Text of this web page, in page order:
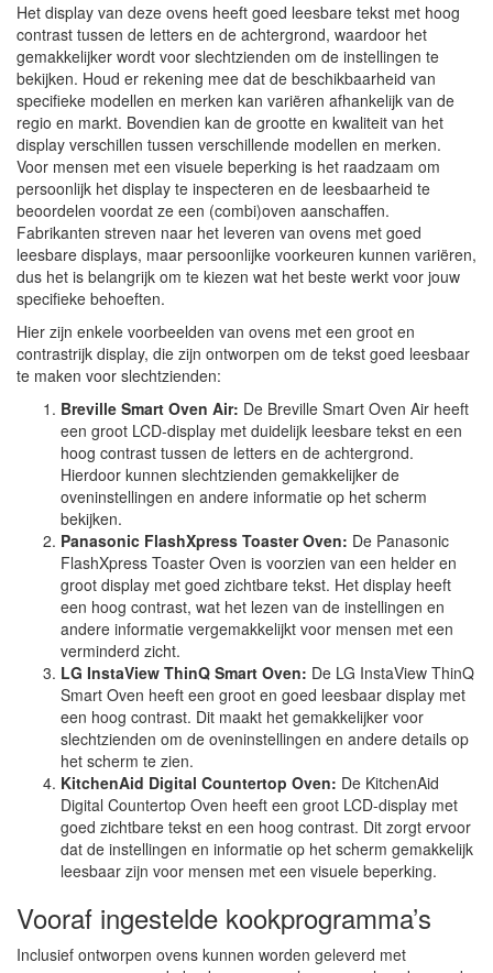
Het display van deze ovens heeft goed leesbare tekst met hoog
contrast tussen de letters en de achtergrond, waardoor het
gemakkelijker wordt voor slechtzienden om de instellingen te
bekijken. Houd er rekening mee dat de beschikbaarheid van
specifieke modellen en merken kan variëren afhankelijk van de
regio en markt. Bovendien kan de grootte en kwaliteit van het
display verschillen tussen verschillende modellen en merken.
Voor mensen met een visuele beperking is het raadzaam om
persoonlijk het display te inspecteren en de leesbaarheid te
beoordelen voordat ze een (combi)oven aanschaffen.
Fabrikanten streven naar het leveren van ovens met goed
leesbare displays, maar persoonlijke voorkeuren kunnen variëren,
dus het is belangrijk om te kiezen wat het beste werkt voor jouw
specifieke behoeften.
Hier zijn enkele voorbeelden van ovens met een groot en
contrastrijk display, die zijn ontworpen om de tekst goed leesbaar
te maken voor slechtzienden:
Breville Smart Oven Air: De Breville Smart Oven Air heeft
een groot LCD-display met duidelijk leesbare tekst en een
hoog contrast tussen de letters en de achtergrond.
Hierdoor kunnen slechtzienden gemakkelijker de
oveninstellingen en andere informatie op het scherm
bekijken.
Panasonic FlashXpress Toaster Oven: De Panasonic
FlashXpress Toaster Oven is voorzien van een helder en
groot display met goed zichtbare tekst. Het display heeft
een hoog contrast, wat het lezen van de instellingen en
andere informatie vergemakkelijkt voor mensen met een
verminderd zicht.
LG InstaView ThinQ Smart Oven: De LG InstaView ThinQ
Smart Oven heeft een groot en goed leesbaar display met
een hoog contrast. Dit maakt het gemakkelijker voor
slechtzienden om de oveninstellingen en andere details op
het scherm te zien.
KitchenAid Digital Countertop Oven: De KitchenAid
Digital Countertop Oven heeft een groot LCD-display met
goed zichtbare tekst en een hoog contrast. Dit zorgt ervoor
dat de instellingen en informatie op het scherm gemakkelijk
leesbaar zijn voor mensen met een visuele beperking.
Vooraf ingestelde kookprogramma’s
Inclusief ontworpen ovens kunnen worden geleverd met